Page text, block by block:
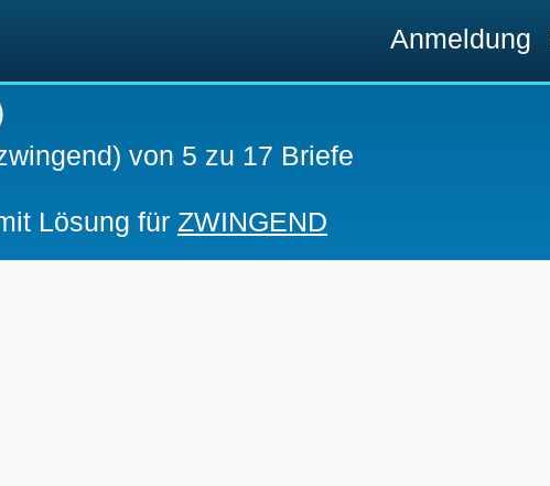
Anmeldung
von 5 zu 17 Briefe
Lösung für ZWINGEND